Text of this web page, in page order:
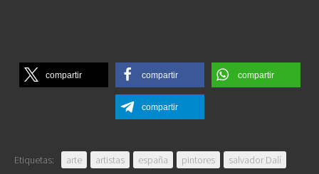
compartir compartir compartir
compartir
Etiquetas: arte artistas españa pintores salvador Dalí